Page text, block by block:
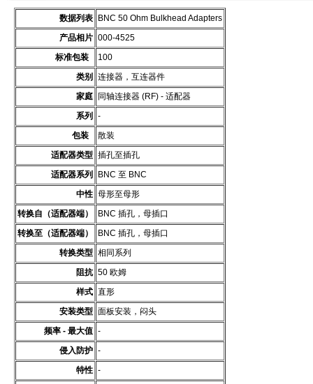
数据列表
BNC 50 Ohm Bulkhead Adapters
产品相片 000-4525
标准包装
100
类别
连接器，互连器件
家庭
同轴连接器 (RF) - 适配器
系列
-
包装
散装
适配器类型 插孔至插孔
适配器系列
BNC 至 BNC
中性 母形至母形
转换自（适配器端）
BNC 插孔，母插口
转换至（适配器端）
BNC 插孔，母插口
转换类型 相同系列
阻抗 50 欧姆
样式 直形
安装类型 面板安装，闷头
频率 - 最大值 -
侵入防护 -
特性 -